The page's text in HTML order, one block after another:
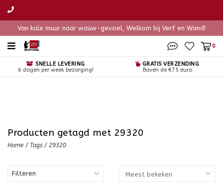
Van kale muur naar wauw-gevoel, Welkom bij Verf en Wand!
0
SNELLE LEVERING
6 dagen per week bezorging!
GRATIS VERZENDING
Boven de €75 euro
Producten getagd met 29320
Home / Tags / 29320
Filteren